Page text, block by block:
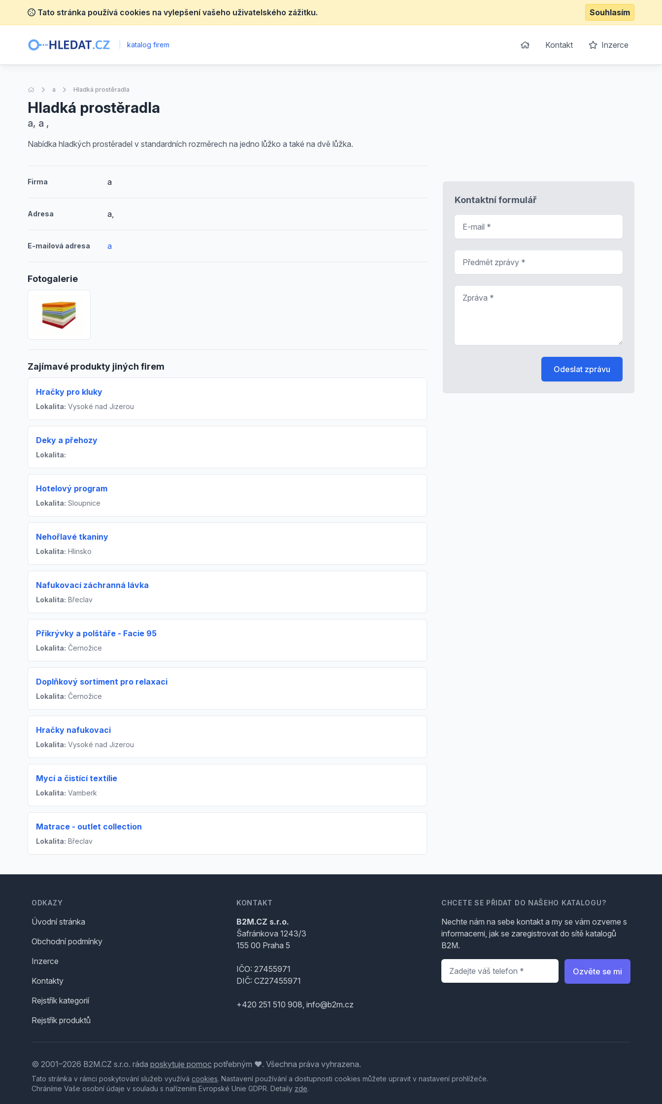
Tato stránka používá cookies na vylepšení vašeho uživatelského zážitku. Souhlasím
katalog firem Kontakt Inzerce
Úvodní stránka
a Hladká prostěradla
Hladká prostěradla
a, a ,
Nabídka hladkých prostěradel v standardních rozměrech na jedno lůžko a také na dvě lůžka.
Firma a
Adresa a,
E-mailová adresa a
Fotogalerie
Zajímavé produkty jiných firem
Hračky pro kluky
Lokalita: Vysoké nad Jizerou
Deky a přehozy
Lokalita:
Hotelový program
Lokalita: Sloupnice
Nehořlavé tkaniny
Lokalita: Hlinsko
Nafukovací záchranná lávka
Lokalita: Břeclav
Přikrývky a polštáře - Facie 95
Lokalita: Černožice
Doplňkový sortiment pro relaxaci
Lokalita: Černožice
Hračky nafukovaci
Lokalita: Vysoké nad Jizerou
Mycí a čistící textílie
Lokalita: Vamberk
Matrace - outlet collection
Lokalita: Břeclav
Kontaktní formulář
Odeslat zprávu
ODKAZY
Úvodní stránka
Obchodní podmínky
Inzerce
Kontakty
Rejstřík kategorií
Rejstřík produktů
KONTAKT
B2M.CZ s.r.o.
Šafránkova 1243/3
155 00 Praha 5
IČO: 27455971
DIČ: CZ27455971
+420 251 510 908, info@b2m.cz
CHCETE SE PŘIDAT DO NAŠEHO KATALOGU?
Nechte nám na sebe kontakt a my se vám ozveme s
informacemi, jak se zaregistrovat do sítě katalogů
B2M.
Telefon
Ozvěte se mi
© 2001–2026 B2M.CZ s.r.o. ráda poskytuje pomoc potřebným ♥️. Všechna práva vyhrazena.
Tato stránka v rámci poskytování služeb využívá cookies. Nastavení používání a dostupnosti cookies můžete upravit v nastavení prohlížeče.
Chráníme Vaše osobní údaje v souladu s nařízením Evropské Unie GDPR. Detaily zde.